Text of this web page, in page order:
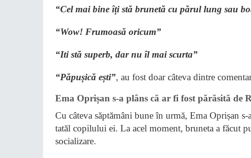
“Cel mai bine îți stă brunetă cu părul lung sau
“Wow! Frumoasă oricum”
“Iti stă superb, dar nu îl mai scurta”
“Păpușică ești”, au fost doar câteva dintre
Ema Oprișan s-a plâns că ar fi fost părăsită de
Cu câteva săptămâni bune în urmă, Ema Oprișan
tatăl copilului ei. La acel moment, bruneta a făcut
socializare.